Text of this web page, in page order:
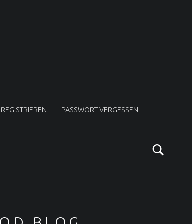
REGISTRIEREN PASSWORT VERGESSEN